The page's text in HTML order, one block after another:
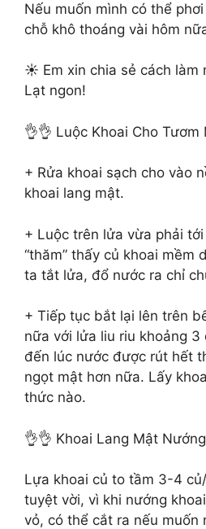
Nếu muốn mình có thể
chỗ khô thoáng vài hôm
☀️ Em xin chia sẻ cách làm
Lạt ngon!
👌👌 Luộc Khoai Cho Tươm
+ Rửa khoai sạch cho vào
khoai lang mật.
+ Luộc trên lửa vừa phải
“thăm” thấy củ khoai mềm
ta tắt lửa, đổ nước ra chỉ
+ Tiếp tục bắt lại lên trên
nữa với lửa liu riu khoảng
đến lúc nước được rút hết
ngọt mật hơn nữa. Lấy
thức nào.
👌👌 Khoai Lang Mật Nướng
Lựa khoai củ to tầm 3-4
tuyệt vời, vì khi nướng
vỏ, có thể cắt ra nếu muốn